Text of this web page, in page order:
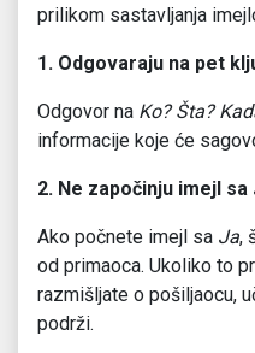
prilikom sastavljanja
1. Odgovaraju na pet
Odgovor na Ko? Šta?
informacije koje će
2. Ne započinju imejl sa
Ako počnete imejl sa Ja,
od primaoca. Ukoliko to
razmišljate o pošiljaocu,
podrži.